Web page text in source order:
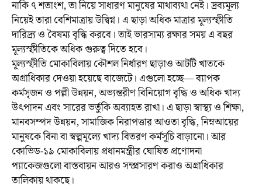
নাকি ৭ শতাংশ, তা নিয়ে সাধারণ মানুষের মাথাব্যথা নেই। দ্রব্যমূল্য
নিয়েই তারা বেশিমাত্রায় উদ্বিগ্ন। এ ছাড়া অধিক মাত্রার মূল্যস্ফীতি
দারিদ্র্য ও বৈষম্য বৃদ্ধি করবে। তাই ভারসাম্য রক্ষার সময় এ বছর
মূল্যস্ফীতিকে অধিক গুরুত্ব দিতে হবে।
মূল্যস্ফীতি মোকাবিলায় কৌশল নির্ধারণ ছাড়াও আটটি খাতকে
অগ্রাধিকার দেওয়া হয়েছে বাজেটে। এগুলো হচ্ছে— ব্যাপক
কর্মসৃজন ও পল্লী উন্নয়ন, অভ্যন্তরীণ বিনিয়োগ বৃদ্ধি ও অধিক খাদ্য
উৎপাদন এবং সারের ভর্তুকি অব্যাহত রাখা। এ ছাড়া স্বাস্থ্য ও শিক্ষা,
মানবসম্পদ উন্নয়ন, সামাজিক নিরাপত্তার আওতা বৃদ্ধি, নিম্নআয়ের
মানুষকে বিনা বা স্বল্পমূল্যে খাদ্য বিতরণ কর্মসূচি বাড়ানো। আর
কোভিড-১৯ মোকাবিলায় প্রধানমন্ত্রীর ঘোষিত প্রণোদনা
প্যাকেজগুলো বাস্তবায়ন আরও সম্প্রসারণ করাও অগ্রাধিকার
তালিকায় থাকছে।